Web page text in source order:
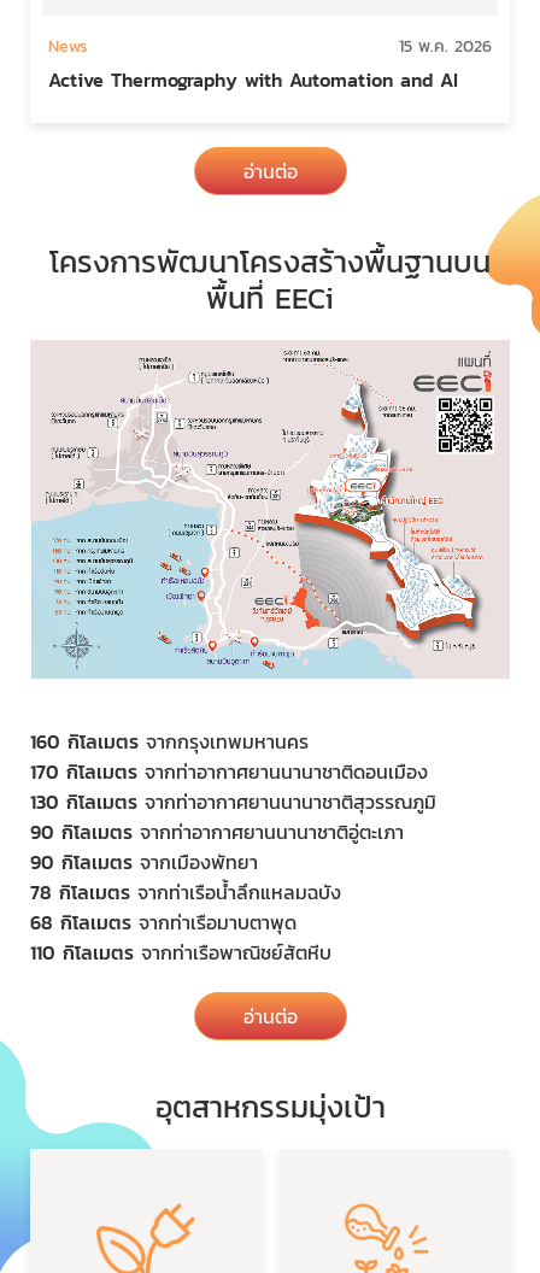
News 15 พ.ค. 2026
Active Thermography with Automation and AI
อ่านต่อ
โครงการพัฒนาโครงสร้างพื้นฐานบน
พื้นที่ EECi
160 กิโลเมตร จากกรุงเทพมหานคร
170 กิโลเมตร จากท่าอากาศยานนานาชาติดอนเมือง
130 กิโลเมตร จากท่าอากาศยานนานาชาติสุวรรณภูมิ
90 กิโลเมตร จากท่าอากาศยานนานาชาติอู่ตะเภา
90 กิโลเมตร จากเมืองพัทยา
78 กิโลเมตร จากท่าเรือน้ำลึกแหลมฉบัง
68 กิโลเมตร จากท่าเรือมาบตาพุด
110 กิโลเมตร จากท่าเรือพาณิชย์สัตหีบ
อ่านต่อ
อุตสาหกรรมมุ่งเป้า